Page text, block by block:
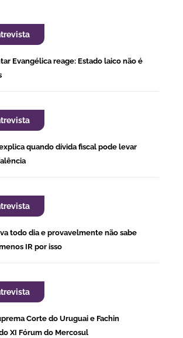
Evangélica reage: Estado laico não é
quando dívida fiscal pode levar
todo dia e provavelmente não sabe
IR por isso
Corte do Uruguai e Fachin
XI Fórum do Mercosul